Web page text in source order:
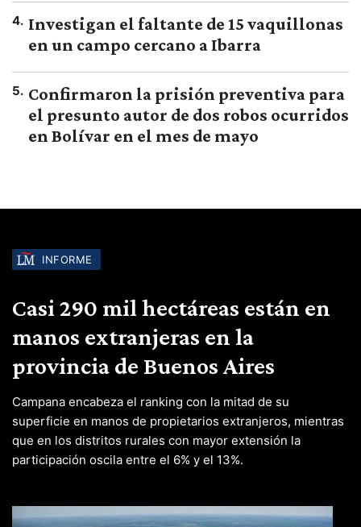
4. Investigan el faltante de 15 vaquillonas
en un campo cercano a Ibarra
5. Confirmaron la prisión preventiva para
el presunto autor de dos robos ocurridos
en Bolívar en el mes de mayo
INFORME
Casi 290 mil hectáreas están en
manos extranjeras en la
provincia de Buenos Aires
Campana encabeza el ranking con la mitad de su
superficie en manos de propietarios extranjeros, mientras
que en los distritos rurales con mayor extensión la
participación oscila entre el 6% y el 13%.